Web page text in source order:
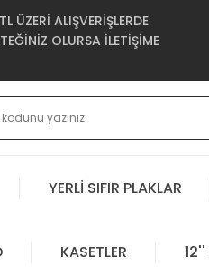
ÜZERİ ALIŞVERİŞLERDE
OLURSA İLETİŞİME
YERLİ SIFIR PLAKLAR
KASETLER 12''